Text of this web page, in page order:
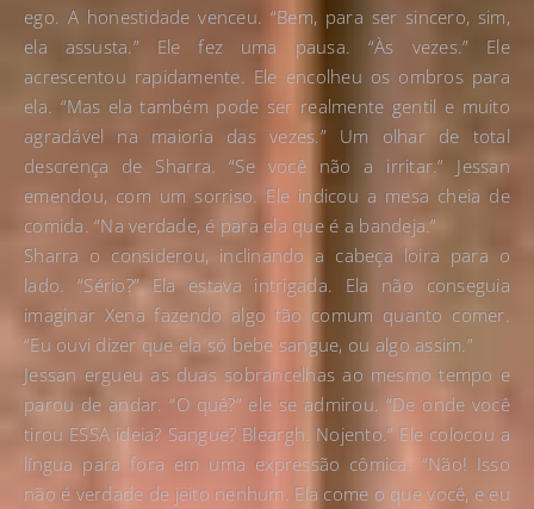
ego. A honestidade venceu. “Bem, para ser sincero, sim,
ela assusta.” Ele fez uma pausa. “Às vezes.” Ele
acrescentou rapidamente. Ele encolheu os ombros para
ela. “Mas ela também pode ser realmente gentil e muito
agradável na maioria das vezes.” Um olhar de total
descrença de Sharra. “Se você não a irritar.” Jessan
emendou, com um sorriso. Ele indicou a mesa cheia de
comida. “Na verdade, é para ela que é a bandeja.”
Sharra o considerou, inclinando a cabeça loira para o
lado. “Sério?” Ela estava intrigada. Ela não conseguia
imaginar Xena fazendo algo tão comum quanto comer.
“Eu ouvi dizer que ela só bebe sangue, ou algo assim.”
Jessan ergueu as duas sobrancelhas ao mesmo tempo e
parou de andar. “O quê?” ele se admirou. “De onde você
tirou ESSA ideia? Sangue? Bleargh. Nojento.” Ele colocou a
língua para fora em uma expressão cômica. “Não! Isso
não é verdade de jeito nenhum. Ela come o que você, e eu